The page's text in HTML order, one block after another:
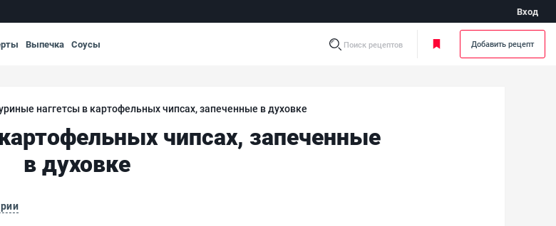
Вход
Выпечка Соусы Поиск рецептов Добавить рецепт
наггетсы в картофельных чипсах, запеченные в духовке
чипсах, запеченные
в духовке